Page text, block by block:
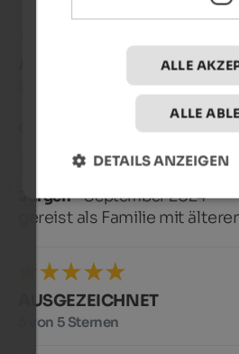
Ganz tolle ferienwohnung ist
Jürgen- September 2024
gereist als Familie mit
AUSGEZEICHNET
5 von 5 Sternen
ALLE
ALLE
DETAILS ANZEIGEN